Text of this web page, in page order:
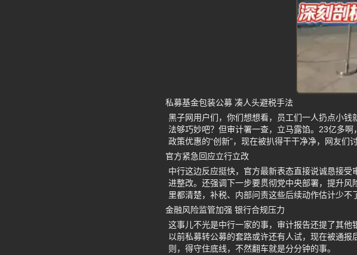
私募基金包装公募 凑人头避税手法
黑子网用户们，你们想想看，员工们一人扔点小
法够巧妙吧？但审计署一查，立马露馅。23亿多
政策优惠的“创新”，现在被扒得干干净净，网友们
官方紧急回应立行立改
中行这边反应挺快，官方最新表态直接说诚恳接
进整改。还强调下一步要贯彻党中央部署，提升
里都清楚，补税、内部问责这些后续动作估计少不
金融风险监管加强 银行合规压力
这事儿不光是中行一家的事，审计报告还提了其他
以前私募转公募的套路或许还有人试，现在被通
则，得守住底线，不然翻车就是分分钟的事。